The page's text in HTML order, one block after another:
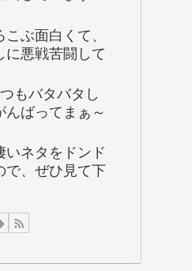
ぶ面白くて、
に悪戦苦闘して
もバタバタし
んばってまぁ～
いネタをドンド
で、ぜひ見て下